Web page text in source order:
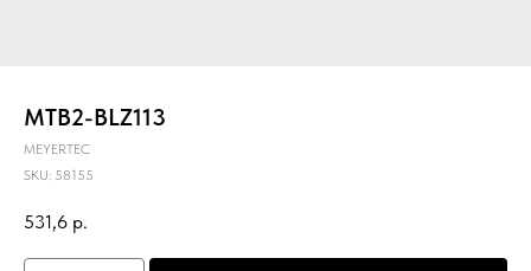
MTB2-BLZ113
MEYERTEC
SKU: 58155
531,6 р.